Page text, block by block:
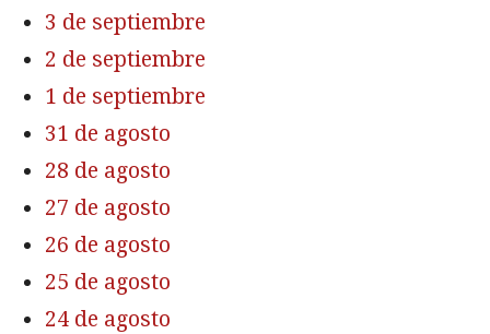
3 de septiembre
2 de septiembre
1 de septiembre
31 de agosto
28 de agosto
27 de agosto
26 de agosto
25 de agosto
24 de agosto